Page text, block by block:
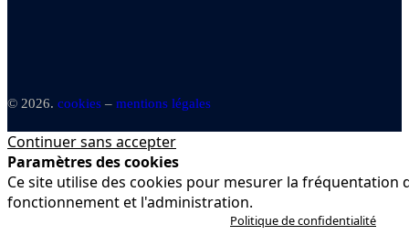
© 2026. cookies – mentions légales